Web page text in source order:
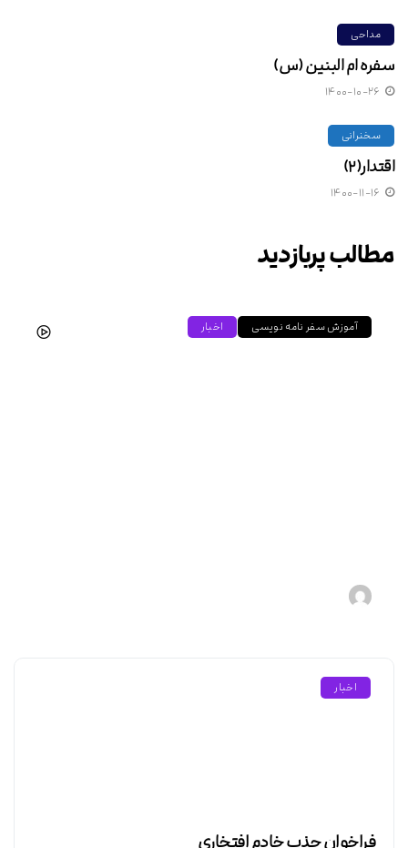
مداحی
سفره ام البنین (س)
۱۴۰۰-۱۰-۲۶
سخنرانی
اقتدار(۲)
۱۴۰۰-۱۱-۱۶
مطالب پربازدید
آموزش سفر نامه نویسی اخبار
اخبار
فراخوان جذب خادم افتخاری